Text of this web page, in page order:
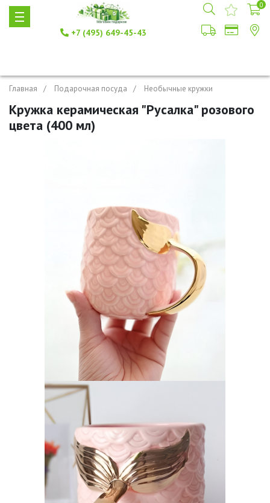
+7 (495) 649-45-43
0
Главная Подарочная посуда Необычные кружки
Кружка керамическая "Русалка" розового
цвета (400 мл)